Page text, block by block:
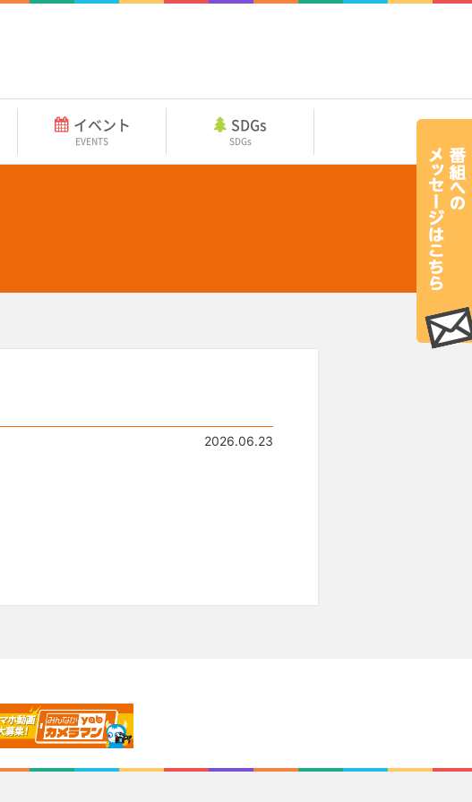
イベント
EVENTS
SDGs
SDGs
2026.06.23